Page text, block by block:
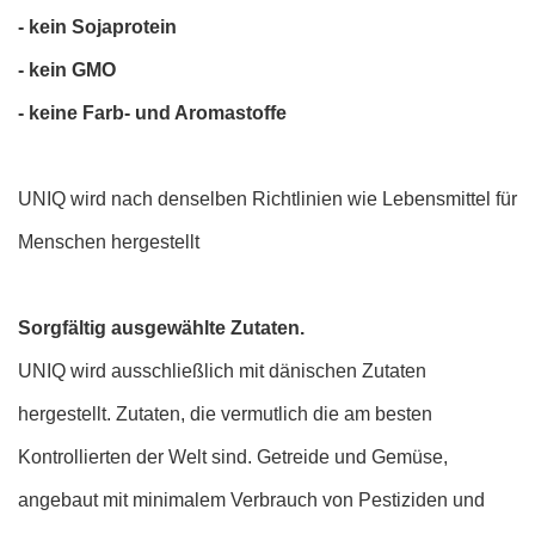
- kein Sojaprotein
- kein GMO
- keine Farb- und Aromastoffe
UNIQ wird nach denselben Richtlinien wie Lebensmittel für
Menschen hergestellt
Sorgfältig ausgewählte Zutaten.
UNIQ wird ausschließlich mit dänischen Zutaten
hergestellt. Zutaten, die vermutlich die am besten
Kontrollierten der Welt sind. Getreide und Gemüse,
angebaut mit minimalem Verbrauch von Pestiziden und